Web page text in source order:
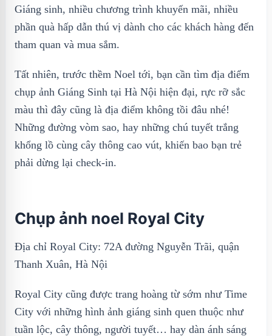
Giáng sinh, nhiều chương trình khuyến mãi, nhiều
phần quà hấp dẫn thú vị dành cho các khách hàng đến
tham quan và mua sắm.
Tất nhiên, trước thềm Noel tới, bạn cần tìm địa điểm
chụp ảnh Giáng Sinh tại Hà Nội hiện đại, rực rỡ sắc
màu thì đây cũng là địa điểm không tồi đâu nhé!
Những đường vòm sao, hay những chú tuyết trắng
khổng lồ cùng cây thông cao vút, khiến bao bạn trẻ
phải dừng lại check-in.
Chụp ảnh noel Royal City
Địa chỉ Royal City: 72A đường Nguyễn Trãi, quận
Thanh Xuân, Hà Nội
Royal City cũng được trang hoàng từ sớm như Time
City với những hình ảnh giáng sinh quen thuộc như
tuần lộc, cây thông, người tuyết… hay dàn ánh sáng